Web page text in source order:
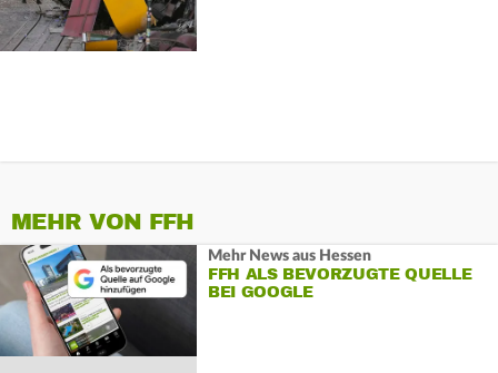
MEHR VON FFH
Mehr News aus Hessen
FFH ALS BEVORZUGTE QUELLE
BEI GOOGLE